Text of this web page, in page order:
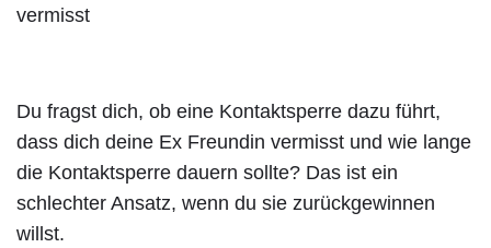
Du fragst dich, ob eine Kontaktsperre dazu führt,
dass dich deine Ex Freundin vermisst und wie lange
die Kontaktsperre dauern sollte? Das ist ein
schlechter Ansatz, wenn du sie zurückgewinnen
willst.